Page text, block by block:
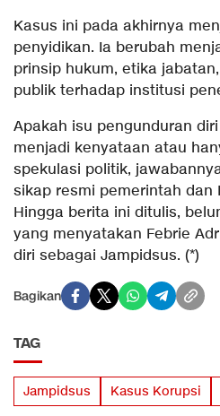
Kasus ini pada akhirnya
penyidikan. Ia berubah
prinsip hukum, etika
publik terhadap institusi
Apakah isu pengunduran
menjadi kenyataan atau
spekulasi politik,
sikap resmi pemerintah dan
Hingga berita ini ditulis,
yang menyatakan Febrie
diri sebagai Jampidsus. (*)
Bagikan
TAG
Jampidsus Kasus Korupsi